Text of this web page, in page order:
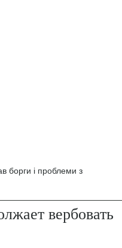
борги і проблеми з
вербовать